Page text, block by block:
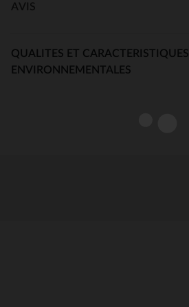
AVIS
QUALITES ET CARACTERISTIQUES
ENVIRONNEMENTALES